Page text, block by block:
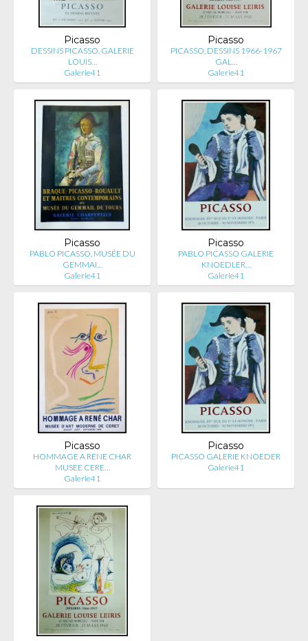
Picasso
DESSINS PICASSO, GALERIE
LOUIS…
Galerie41
Picasso
PICASSO, DESSINS 1966-1967
GAL…
Galerie41
Picasso
PABLO PICASSO, MUSÉE DU
GEMMAI…
Galerie41
Picasso
PABLO PICASSO GALERIE
KNOEDLER…
Galerie41
Picasso
HOMMAGE A RENE CHAR
MUSEE CERE…
Galerie41
Picasso
PICASSO GALERIE KNOEDER
Galerie41